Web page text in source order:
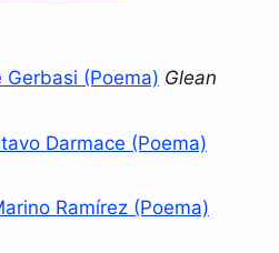
Gerbasi (Poema) Glean
Darmace (Poema)
Ramírez (Poema)